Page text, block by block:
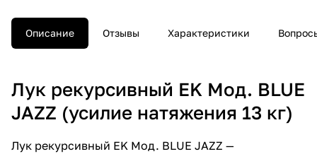
Описание Отзывы Характеристики
Лук рекурсивный EK Мод. BLUE
JAZZ (усилие натяжения 13 кг)
Лук рекурсивный EK Мод. BLUE JAZZ —